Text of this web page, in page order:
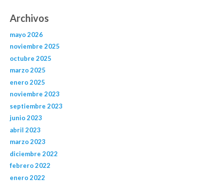
Archivos
mayo 2026
noviembre 2025
octubre 2025
marzo 2025
enero 2025
noviembre 2023
septiembre 2023
junio 2023
abril 2023
marzo 2023
diciembre 2022
febrero 2022
enero 2022